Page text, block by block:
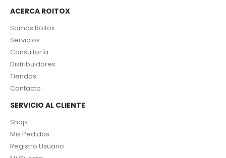
ACERCA ROITOX
Somos Roitox
Servicios
Consultoría
Distribuidores
Tiendas
Contacto
SERVICIO AL CLIENTE
Shop
Mis Pedidos
Registro Usuario